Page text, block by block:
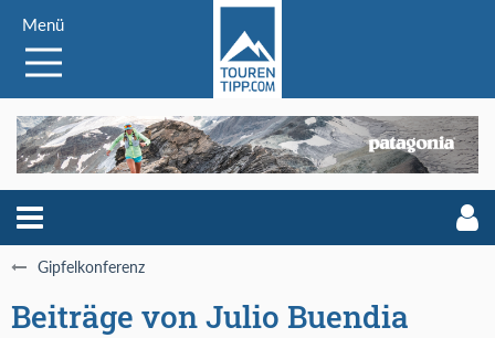
Menü
Gipfelkonferenz
Beiträge von Julio Buendia